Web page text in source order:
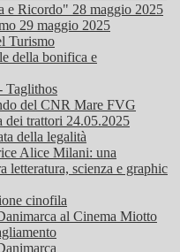
e Ricordo" 28 maggio 2025
29 maggio 2025
Turismo
della bonifica e
Taglithos
del CNR Mare FVG
dei trattori 24.05.2025
della legalità
Alice Milani: una
letteratura, scienza e graphic
cinofila
al Cinema Miotto